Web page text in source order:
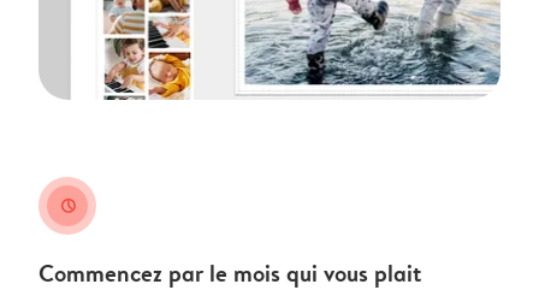
clock
Commencez par le mois qui vous plait